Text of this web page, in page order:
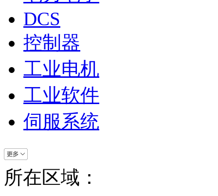
DCS
控制器
工业电机
工业软件
伺服系统
所在区域：